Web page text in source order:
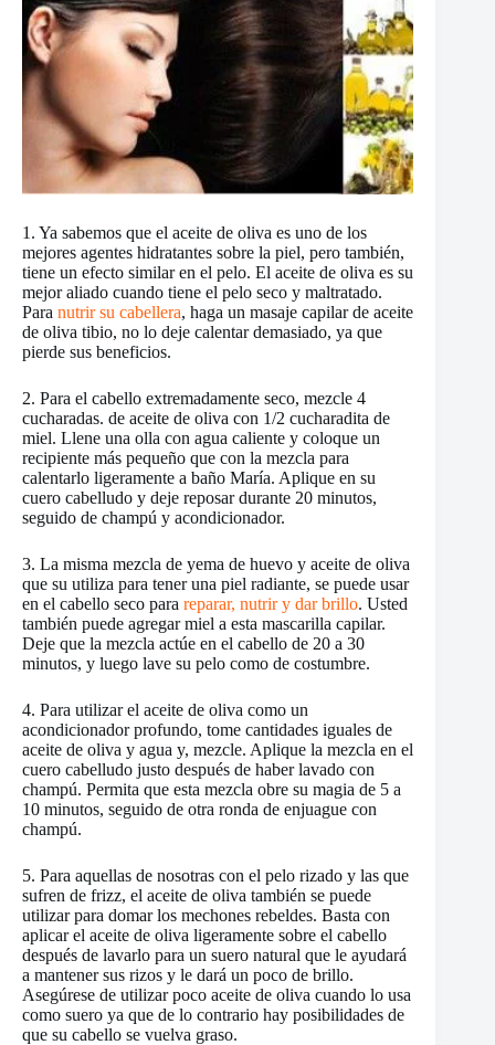
1. Ya sabemos que el aceite de oliva es uno de los
mejores agentes hidratantes sobre la piel, pero también,
tiene un efecto similar en el pelo. El aceite de oliva es su
mejor aliado cuando tiene el pelo seco y maltratado.
Para nutrir su cabellera, haga un masaje capilar de aceite
de oliva tibio, no lo deje calentar demasiado, ya que
pierde sus beneficios.
2. Para el cabello extremadamente seco, mezcle 4
cucharadas. de aceite de oliva con 1/2 cucharadita de
miel. Llene una olla con agua caliente y coloque un
recipiente más pequeño que con la mezcla para
calentarlo ligeramente a baño María. Aplique en su
cuero cabelludo y deje reposar durante 20 minutos,
seguido de champú y acondicionador.
3. La misma mezcla de yema de huevo y aceite de oliva
que su utiliza para tener una piel radiante, se puede usar
en el cabello seco para reparar, nutrir y dar brillo. Usted
también puede agregar miel a esta mascarilla capilar.
Deje que la mezcla actúe en el cabello de 20 a 30
minutos, y luego lave su pelo como de costumbre.
4. Para utilizar el aceite de oliva como un
acondicionador profundo, tome cantidades iguales de
aceite de oliva y agua y, mezcle. Aplique la mezcla en el
cuero cabelludo justo después de haber lavado con
champú. Permita que esta mezcla obre su magia de 5 a
10 minutos, seguido de otra ronda de enjuague con
champú.
5. Para aquellas de nosotras con el pelo rizado y las que
sufren de frizz, el aceite de oliva también se puede
utilizar para domar los mechones rebeldes. Basta con
aplicar el aceite de oliva ligeramente sobre el cabello
después de lavarlo para un suero natural que le ayudará
a mantener sus rizos y le dará un poco de brillo.
Asegúrese de utilizar poco aceite de oliva cuando lo usa
como suero ya que de lo contrario hay posibilidades de
que su cabello se vuelva graso.